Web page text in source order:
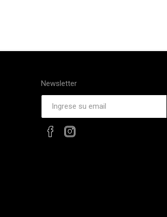
Newsletter